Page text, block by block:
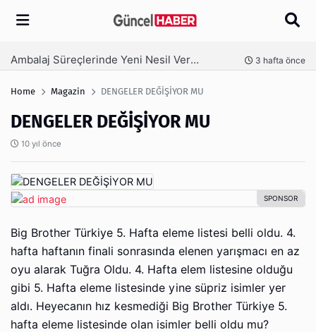
Arama
Ambalaj Süreçlerinde Yeni Nesil Verimliliği Olimpack ile Yakalayın 3 hafta önce
Home Magazin DENGELER DEĞİŞİYOR MU
DENGELER DEĞİŞİYOR MU
10 yıl önce
Big Brother Türkiye 5. Hafta eleme listesi belli oldu. 4.
hafta haftanın finali sonrasında elenen yarışmacı en az
oyu alarak Tuğra Oldu. 4. Hafta elem listesine olduğu
gibi 5. Hafta eleme listesinde yine süpriz isimler yer
aldı. Heyecanın hız kesmediği Big Brother Türkiye 5.
hafta eleme listesinde olan isimler belli oldu mu?